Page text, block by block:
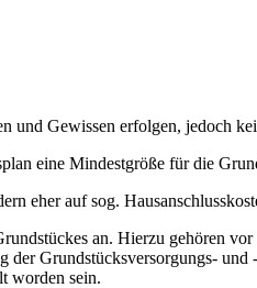
Gewissen erfolgen, jedoch
eine Mindestgröße für die
eher auf sog.
an. Hierzu gehören
Grundstücksversorgungs-
worden sein.